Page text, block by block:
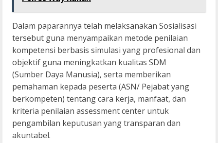
Dalam paparannya telah melaksanakan Sosialisasi
tersebut guna menyampaikan metode penilaian
kompetensi berbasis simulasi yang profesional dan
objektif guna meningkatkan kualitas SDM
(Sumber Daya Manusia), serta memberikan
pemahaman kepada peserta (ASN/ Pejabat yang
berkompeten) tentang cara kerja, manfaat, dan
kriteria penilaian assessment center untuk
pengambilan keputusan yang transparan dan
akuntabel.